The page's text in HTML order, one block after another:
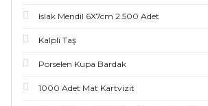
Islak Mendil 6X7cm 2.500 Adet
Kalpli Taş
Porselen Kupa Bardak
1000 Adet Mat Kartvizit